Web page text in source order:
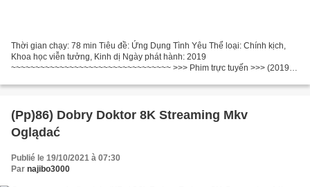
Thời gian chạy: 78 min Tiêu đề: Ứng Dụng Tình Yêu Thể loại: Chính kịch,
Khoa học viễn tưởng, Kinh dị Ngày phát hành: 2019
~~~~~~~~~~~~~~~~~~~~~~~~~~~~~~~~~ >>> Phim trực tuyến >>> (2019)
phim:...
(Pp)86) Dobry Doktor 8K Streaming Mkv
Oglądać
Publié le 19/10/2021 à 07:30
Par najibo3000